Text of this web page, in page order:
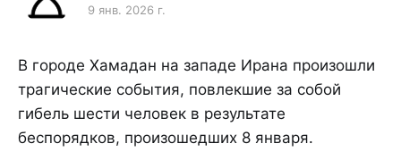
9 янв. 2026 г.
В городе Хамадан на западе Ирана произошли
трагические события, повлекшие за собой
гибель шести человек в результате
беспорядков, произошедших 8 января.